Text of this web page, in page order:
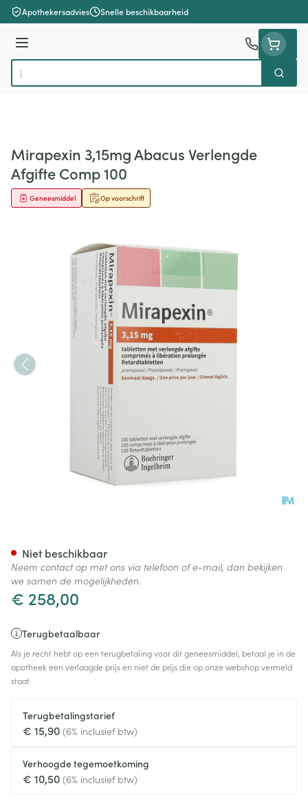
Ga naar de inhoud
Apothekersadvies Snelle beschikbaarheid
Menu
Product, merk, categorie...
Zoek
Mirapexin 3,15mg Abacus Verlengde
Afgifte Comp 100
Op voorschrift
Geneesmiddel
€ 258,00
Terugbetaalbaar
Als je recht hebt op een terugbetaling voor dit geneesmiddel, betaal je in de
apotheek een verlaagde prijs en niet de prijs die op onze webshop vermeld
staat.
Terugbetalingstarief
€ 15,90 (6% inclusief btw)
Verhoogde tegemoetkoming
€ 10,50 (6% inclusief btw)
Niet beschikbaar
Neem contact op met ons via telefoon of e-mail, dan bekijken
we samen de mogelijkheden.